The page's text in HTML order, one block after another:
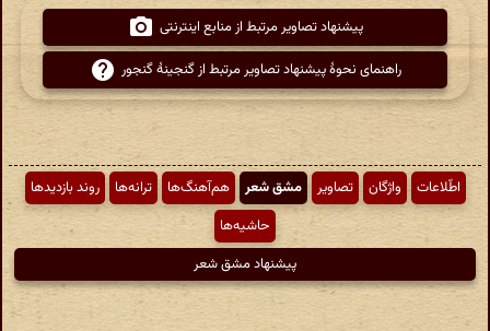
پیشنهاد تصاویر مرتبط از منابع اینترنتی
راهنمای نحوهٔ پیشنهاد تصاویر مرتبط از گنجینهٔ گنجور
اطّلاعات واژگان تصاویر مشق شعر هم‌آهنگ‌ها ترانه‌ها
روند بازدیدها
حاشیه‌ها
پیشنهاد مشق شعر